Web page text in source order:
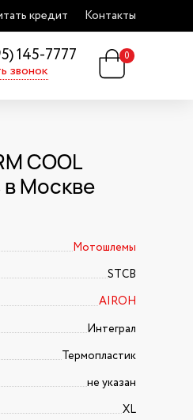
кредит Контакты
145-7777
звонок
0
COOL
в Москве
Мотошлемы
STCB
AIROH
Интеграл
Термопластик
не указан
XL